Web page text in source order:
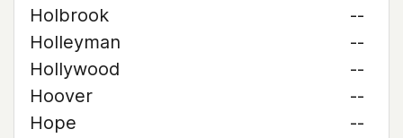
Holbrook
--
Holleyman
--
Hollywood
--
Hoover
--
Hope
--